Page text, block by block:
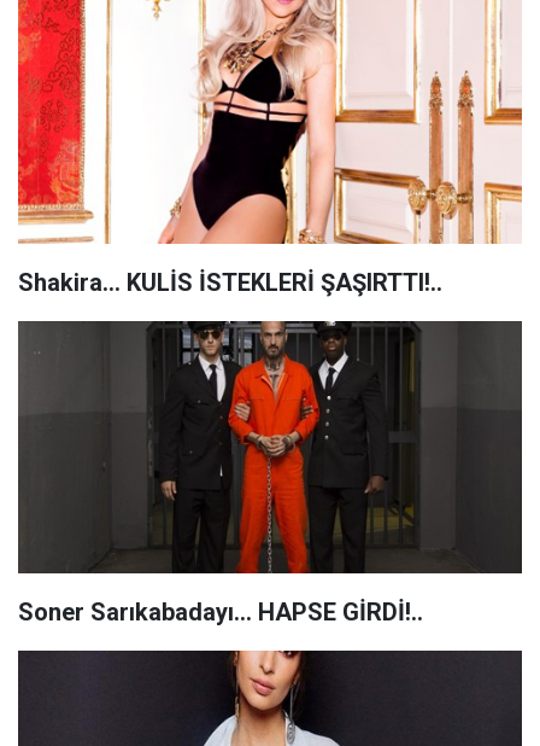
Shakira... KULİS İSTEKLERİ ŞAŞIRTTI!..
Soner Sarıkabadayı... HAPSE GİRDİ!..